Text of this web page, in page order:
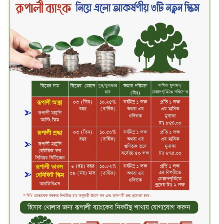
মধ্যরাতে শাহজালাল বিমানবন্দরের
বলাকা লাউঞ্জে অগ্নিকাণ্ড
নিরাপদ ও স্বল্পব্যয়ে ক্যাশলেস লেনদেন
গড়তে কাজ করছে বাংলাদেশ ব্যাংক:
গভর্নর
জীবননগর সীমান্ত দিয়ে ভারতে অবৈধ
অনুপ্রবেশের সময় ৮ বাংলাদেশি নারী
আটক